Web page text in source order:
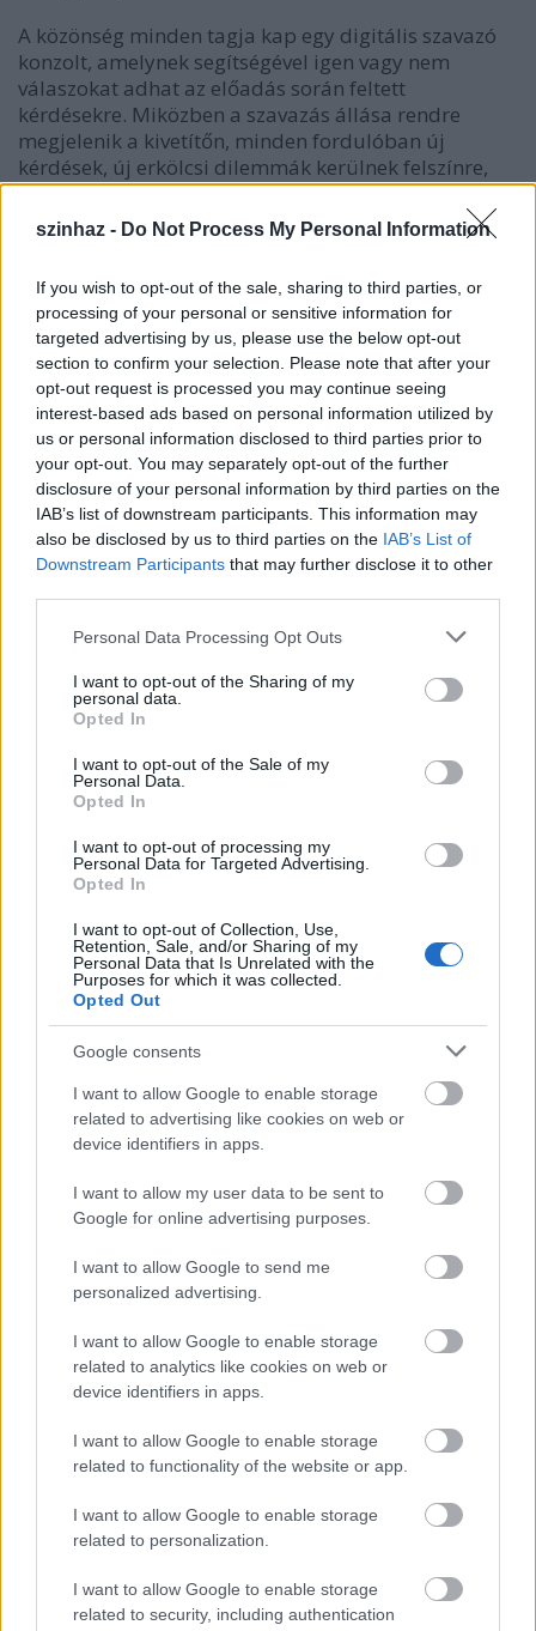
szinhaz - Do Not Process My Personal Information
If you wish to opt-out of the sale, sharing to third parties, or
processing of your personal or sensitive information for
targeted advertising by us, please use the below opt-out
section to confirm your selection. Please note that after your
opt-out request is processed you may continue seeing
interest-based ads based on personal information utilized by
us or personal information disclosed to third parties prior to
your opt-out. You may separately opt-out of the further
disclosure of your personal information by third parties on the
IAB’s list of downstream participants. This information may
also be disclosed by us to third parties on the IAB’s List of
Downstream Participants that may further disclose it to other
Please note that this website/app uses one or more Google
not limited to your visit or usage behaviour. You may click to
grant or deny consent to Google and its third-party tags to
use your data for below specified purposes in below Google
consent section.
Personal Data Processing Opt Outs
I want to opt-out of the Sharing of my
personal data.
Opted In
I want to opt-out of the Sale of my
Personal Data.
Opted In
I want to opt-out of processing my
Personal Data for Targeted Advertising.
Opted In
I want to opt-out of Collection, Use,
Retention, Sale, and/or Sharing of my
Personal Data that Is Unrelated with the
Purposes for which it was collected.
Opted Out
Google consents
I want to allow Google to enable storage
related to advertising like cookies on web or
device identifiers in apps.
I want to allow my user data to be sent to
Google for online advertising purposes.
I want to allow Google to send me
personalized advertising.
I want to allow Google to enable storage
related to analytics like cookies on web or
device identifiers in apps.
I want to allow Google to enable storage
related to functionality of the website or app.
I want to allow Google to enable storage
related to personalization.
I want to allow Google to enable storage
related to security, including authentication
A közönség minden tagja kap egy digitális szavazó
konzolt, amelynek segítségével igen vagy nem
válaszokat adhat az előadás során feltett
kérdésekre. Miközben a szavazás állása rendre
megjelenik a kivetítőn, minden fordulóban új
kérdések, új erkölcsi dilemmák kerülnek felszínre,
ezzel egyre összetettebbé és nehezebbé téve a
döntéshozatalt. A játék során, a színházi előadás
teremtette biztonságos buborékban könnyebbé
az egyéni prioritások fölé rendelve dönteni és
szavazni.
A patkószeg nélkül oda a patkó, patkó nélkül oda a
ló, ló nélkül oda a huszár, huszár nélkül oda a
hadsereg, hadsereg nélkül elvész a csata, ha oda a
csata, elvész a haza.’
A Space Színházról
színház 2007 áprilisában mutatkozott be
Budapesten azEmlékmű a jelennekcímű köztéri
hangjátékkal aTrafóban. A 2008-as Low Fesztivál
keretében bemutatott
„áldokumentarista krízis-színházi” előadásuk,
amelyet eredetileg a Keleti pályaudvaron adtak elő,
nagy sikerrel szerepelt Pécsett, Sopronban a VOLT
Fesztiválon, a szegedi Thealteren, a Szigeten és
Debrecenben az Alternatív Színházi Szemlén is.
Élő crowd-funding (közösségi finanszírozás) revü
Koncepció:Ardai Petra, Luc van Loo
Szereplők: Ardai Petra, Luc van Looés a jelöltek
Dramaturg és társszerző:Veress Anna
Szoftverfejlesztés (szavazó rendszer):Sylvain Vriens
Jelmez:
Schopp Ildikó
Technikai vezető:Marco Chardon
Vizuális tervezés: DuplaStudio Domján Gábor